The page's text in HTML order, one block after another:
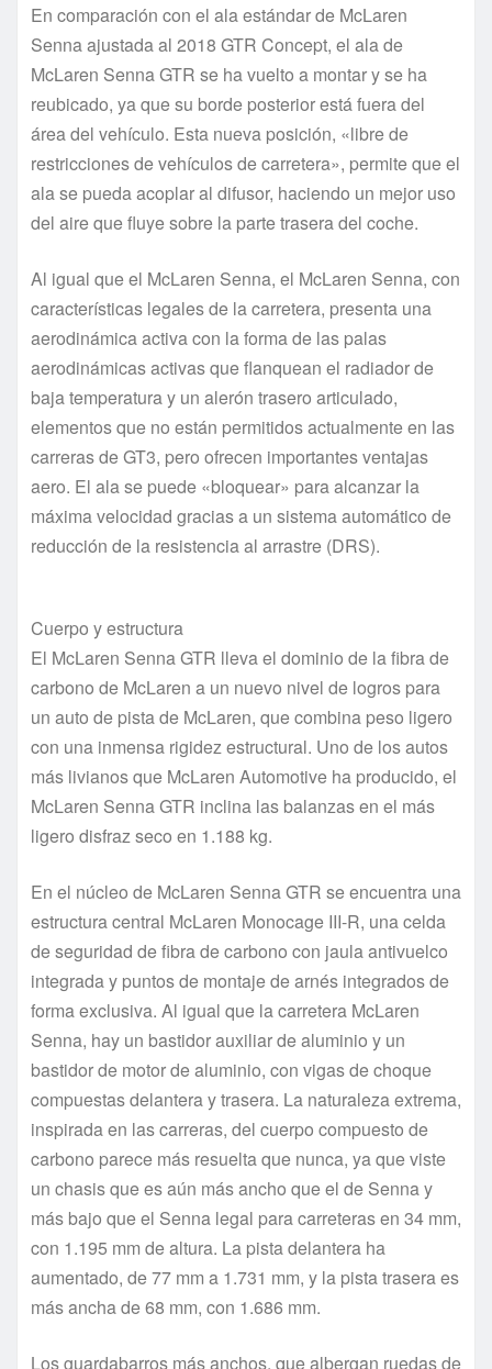
En comparación con el ala estándar de McLaren
Senna ajustada al 2018 GTR Concept, el ala de
McLaren Senna GTR se ha vuelto a montar y se ha
reubicado, ya que su borde posterior está fuera del
área del vehículo. Esta nueva posición, «libre de
restricciones de vehículos de carretera», permite que el
ala se pueda acoplar al difusor, haciendo un mejor uso
del aire que fluye sobre la parte trasera del coche.
Al igual que el McLaren Senna, el McLaren Senna, con
características legales de la carretera, presenta una
aerodinámica activa con la forma de las palas
aerodinámicas activas que flanquean el radiador de
baja temperatura y un alerón trasero articulado,
elementos que no están permitidos actualmente en las
carreras de GT3, pero ofrecen importantes ventajas
aero. El ala se puede «bloquear» para alcanzar la
máxima velocidad gracias a un sistema automático de
reducción de la resistencia al arrastre (DRS).
Cuerpo y estructura
El McLaren Senna GTR lleva el dominio de la fibra de
carbono de McLaren a un nuevo nivel de logros para
un auto de pista de McLaren, que combina peso ligero
con una inmensa rigidez estructural. Uno de los autos
más livianos que McLaren Automotive ha producido, el
McLaren Senna GTR inclina las balanzas en el más
ligero disfraz seco en 1.188 kg.
En el núcleo de McLaren Senna GTR se encuentra una
estructura central McLaren Monocage III-R, una celda
de seguridad de fibra de carbono con jaula antivuelco
integrada y puntos de montaje de arnés integrados de
forma exclusiva. Al igual que la carretera McLaren
Senna, hay un bastidor auxiliar de aluminio y un
bastidor de motor de aluminio, con vigas de choque
compuestas delantera y trasera. La naturaleza extrema,
inspirada en las carreras, del cuerpo compuesto de
carbono parece más resuelta que nunca, ya que viste
un chasis que es aún más ancho que el de Senna y
más bajo que el Senna legal para carreteras en 34 mm,
con 1.195 mm de altura. La pista delantera ha
aumentado, de 77 mm a 1.731 mm, y la pista trasera es
más ancha de 68 mm, con 1.686 mm.
Los guardabarros más anchos, que albergan ruedas de